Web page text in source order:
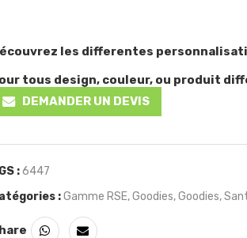
les differentes
tous design, couleur, ou produit
DEMANDER UN DEVIS
:6447
:Gamme RSE,Goodies,Goodies,